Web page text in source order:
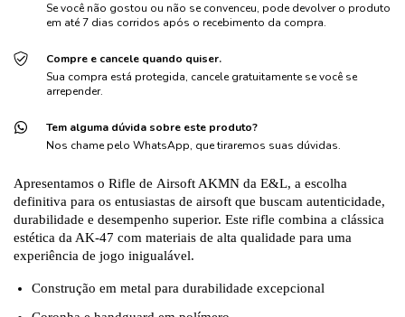
Se você não gostou ou não se convenceu, pode devolver o produto
em até 7 dias corridos após o recebimento da compra.
Compre e cancele quando quiser.
Sua compra está protegida, cancele gratuitamente se você se
arrepender.
Tem alguma dúvida sobre este produto?
Nos chame pelo WhatsApp, que tiraremos suas dúvidas.
Apresentamos o Rifle de AirsoftAKMN da E&L, a escolha
definitiva para os entusiastas de airsoft que buscam autenticidade,
durabilidade e desempenho superior. Este rifle combina a clássica
estética da AK-47 com materiais de alta qualidade para uma
experiência de jogo inigualável.
Construção em metal para durabilidade excepcional